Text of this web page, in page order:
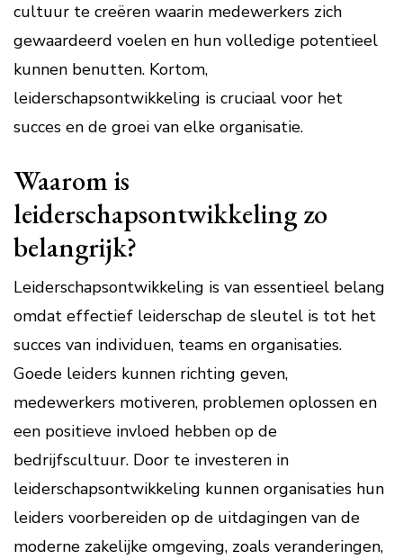
cultuur te creëren waarin medewerkers zich
gewaardeerd voelen en hun volledige potentieel
kunnen benutten. Kortom,
leiderschapsontwikkeling is cruciaal voor het
succes en de groei van elke organisatie.
Waarom is
leiderschapsontwikkeling zo
belangrijk?
Leiderschapsontwikkeling is van essentieel belang
omdat effectief leiderschap de sleutel is tot het
succes van individuen, teams en organisaties.
Goede leiders kunnen richting geven,
medewerkers motiveren, problemen oplossen en
een positieve invloed hebben op de
bedrijfscultuur. Door te investeren in
leiderschapsontwikkeling kunnen organisaties hun
leiders voorbereiden op de uitdagingen van de
moderne zakelijke omgeving, zoals veranderingen,